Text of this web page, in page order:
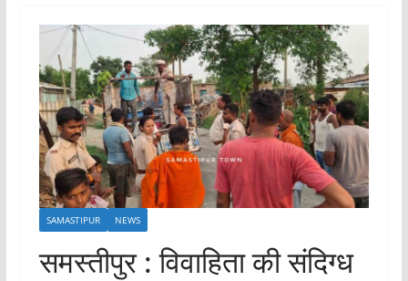
SAMASTIPUR NEWS
समस्तीपुर : विवाहिता की संदिग्ध